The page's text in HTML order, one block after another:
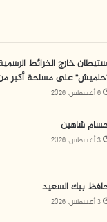
خارج الخرائط
على مساحة أكبر من 10
6 أغسطس، 2026
شاهين
3 أغسطس، 2026
بيك السعيد
3 أغسطس، 2026